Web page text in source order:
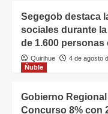
Segegob destaca
sociales durante
de 1.600 personas
Quirihue 4 de agosto
Ñuble
Gobierno
Concurso 8% con